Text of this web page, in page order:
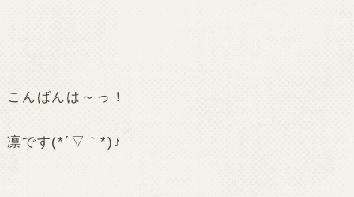
こんばんは～っ！
凛です(*´▽｀*)♪